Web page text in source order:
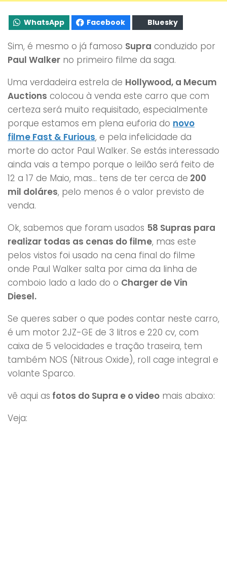
WhatsApp Facebook Bluesky
Sim, é mesmo o já famoso Supra conduzido por
Paul Walker no primeiro filme da saga.
Uma verdadeira estrela de Hollywood, a Mecum
Auctions colocou à venda este carro que com
certeza será muito requisitado, especialmente
porque estamos em plena euforia do novo
filme Fast & Furious, e pela infelicidade da
morte do actor Paul Walker. Se estás interessado
ainda vais a tempo porque o leilão será feito de
12 a 17 de Maio, mas… tens de ter cerca de 200
mil doláres, pelo menos é o valor previsto de
venda.
Ok, sabemos que foram usados 58 Supras para
realizar todas as cenas do filme, mas este
pelos vistos foi usado na cena final do filme
onde Paul Walker salta por cima da linha de
comboio lado a lado do o Charger de Vin
Diesel.
Se queres saber o que podes contar neste carro,
é um motor 2JZ-GE de 3 litros e 220 cv, com
caixa de 5 velocidades e tração traseira, tem
também NOS (Nitrous Oxide), roll cage integral e
volante Sparco.
vê aqui as fotos do Supra e o video mais abaixo:
Veja: